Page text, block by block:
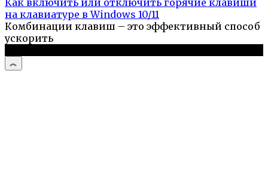
на клавиатуре в Windows 10/11
Комбинации клавиш – это эффективный способ
ускорить